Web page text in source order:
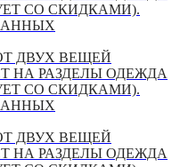
СО СКИДКАМИ).
ДВУХ ВЕЩЕЙ
НА РАЗДЕЛЫ ОДЕЖДА
СО СКИДКАМИ).
ДВУХ ВЕЩЕЙ
НА РАЗДЕЛЫ ОДЕЖДА